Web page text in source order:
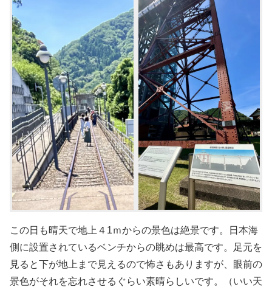
この日も晴天で地上４1ｍからの景色は絶景です。日本海
側に設置されているベンチからの眺めは最高です。足元を
見ると下が地上まで見えるので怖さもありますが、眼前の
景色がそれを忘れさせるぐらい素晴らしいです。（いい天